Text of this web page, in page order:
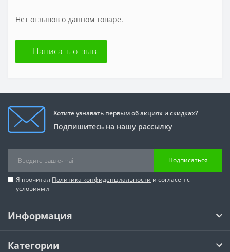
Нет отзывов о данном товаре.
+ Написать отзыв
Хотите узнавать первым об акциях и скидках?
Подпишитесь на нашу рассылку
Подписаться
Я прочитал Политика конфиденциальности и согласен с
условиями
Информация
Категории